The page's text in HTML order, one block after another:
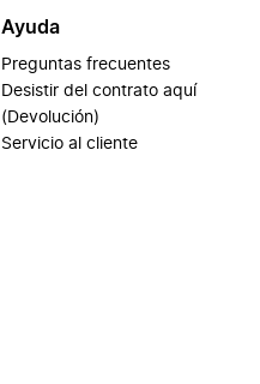
Ayuda
Preguntas frecuentes
Desistir del contrato aquí
(Devolución)
Servicio al cliente